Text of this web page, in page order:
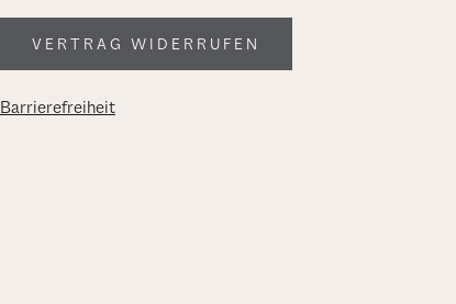
VERTRAG WIDERRUFEN
Barrierefreiheit